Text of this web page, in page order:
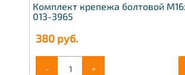
Комплект крепежа болтовой
013-3965
380 руб.
- +